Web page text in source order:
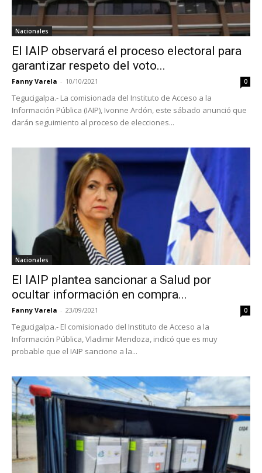
Nacionales
El IAIP observará el proceso electoral para
garantizar respeto del voto...
Fanny Varela - 10/10/2021 0
Tegucigalpa.- La comisionada del Instituto de Acceso a la
Información Pública (IAIP), Ivonne Ardón, este sábado anunció que
darán seguimiento al proceso de elecciones...
Nacionales
El IAIP plantea sancionar a Salud por
ocultar información en compra...
Fanny Varela - 23/09/2021 0
Tegucigalpa.- El comisionado del Instituto de Acceso a la
Información Pública, Vladimir Mendoza, indicó que es muy
probable que el IAIP sancione a la...